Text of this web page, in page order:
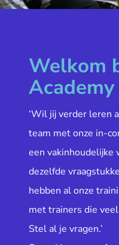
Welkom
Academy
‘Wil jij verder leren
team met onze in-
een vakinhoudelijke
dezelfde
hebben al onze
met trainers die
Stel al je vragen.’